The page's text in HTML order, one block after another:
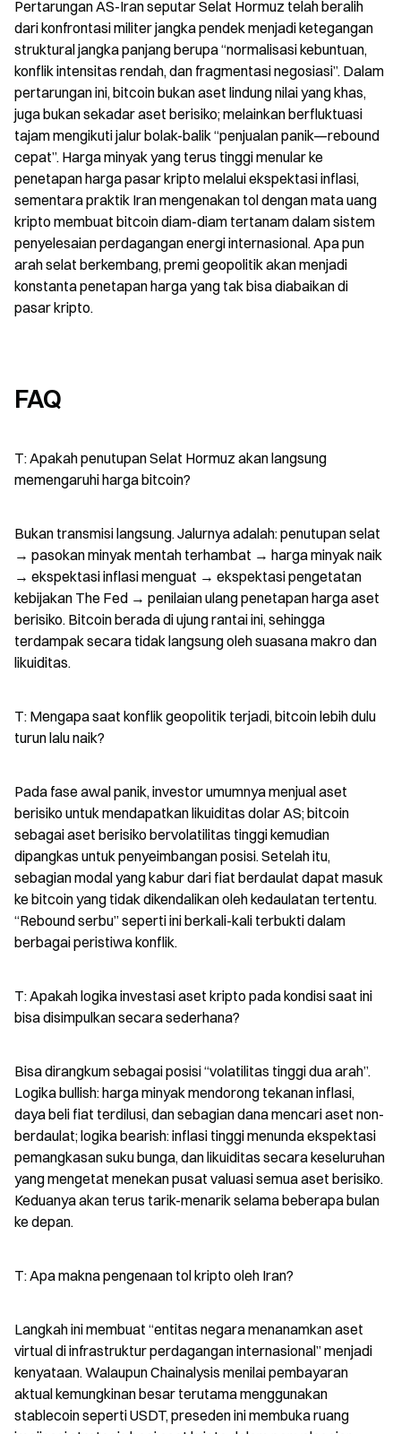
Pertarungan AS-Iran seputar Selat Hormuz telah beralih
dari konfrontasi militer jangka pendek menjadi ketegangan
struktural jangka panjang berupa “normalisasi kebuntuan,
konflik intensitas rendah, dan fragmentasi negosiasi”. Dalam
pertarungan ini, bitcoin bukan aset lindung nilai yang khas,
juga bukan sekadar aset berisiko; melainkan berfluktuasi
tajam mengikuti jalur bolak-balik “penjualan panik—rebound
cepat”. Harga minyak yang terus tinggi menular ke
penetapan harga pasar kripto melalui ekspektasi inflasi,
sementara praktik Iran mengenakan tol dengan mata uang
kripto membuat bitcoin diam-diam tertanam dalam sistem
penyelesaian perdagangan energi internasional. Apa pun
arah selat berkembang, premi geopolitik akan menjadi
konstanta penetapan harga yang tak bisa diabaikan di
pasar kripto.
FAQ
T: Apakah penutupan Selat Hormuz akan langsung
memengaruhi harga bitcoin?
Bukan transmisi langsung. Jalurnya adalah: penutupan selat
→ pasokan minyak mentah terhambat → harga minyak naik
→ ekspektasi inflasi menguat → ekspektasi pengetatan
kebijakan The Fed → penilaian ulang penetapan harga aset
berisiko. Bitcoin berada di ujung rantai ini, sehingga
terdampak secara tidak langsung oleh suasana makro dan
likuiditas.
T: Mengapa saat konflik geopolitik terjadi, bitcoin lebih dulu
turun lalu naik?
Pada fase awal panik, investor umumnya menjual aset
berisiko untuk mendapatkan likuiditas dolar AS; bitcoin
sebagai aset berisiko bervolatilitas tinggi kemudian
dipangkas untuk penyeimbangan posisi. Setelah itu,
sebagian modal yang kabur dari fiat berdaulat dapat masuk
ke bitcoin yang tidak dikendalikan oleh kedaulatan tertentu.
“Rebound serbu” seperti ini berkali-kali terbukti dalam
berbagai peristiwa konflik.
T: Apakah logika investasi aset kripto pada kondisi saat ini
bisa disimpulkan secara sederhana?
Bisa dirangkum sebagai posisi “volatilitas tinggi dua arah”.
Logika bullish: harga minyak mendorong tekanan inflasi,
daya beli fiat terdilusi, dan sebagian dana mencari aset non-
berdaulat; logika bearish: inflasi tinggi menunda ekspektasi
pemangkasan suku bunga, dan likuiditas secara keseluruhan
yang mengetat menekan pusat valuasi semua aset berisiko.
Keduanya akan terus tarik-menarik selama beberapa bulan
ke depan.
T: Apa makna pengenaan tol kripto oleh Iran?
Langkah ini membuat “entitas negara menanamkan aset
virtual di infrastruktur perdagangan internasional” menjadi
kenyataan. Walaupun Chainalysis menilai pembayaran
aktual kemungkinan besar terutama menggunakan
stablecoin seperti USDT, preseden ini membuka ruang